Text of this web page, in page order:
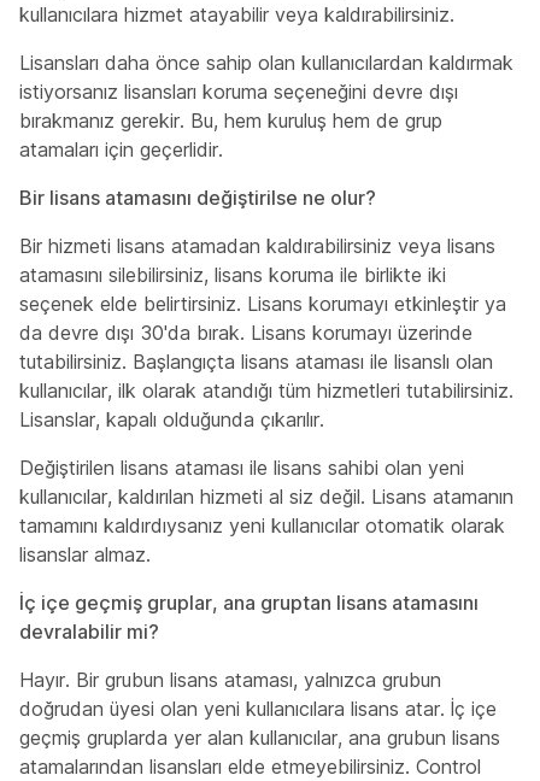
kullanıcılara hizmet atayabilir veya kaldırabilirsiniz.
Lisansları daha önce sahip olan kullanıcılardan kaldırmak
istiyorsanız lisansları koruma seçeneğini devre dışı
bırakmanız gerekir. Bu, hem kuruluş hem de grup
atamaları için geçerlidir.
Bir lisans atamasını değiştirilse ne olur?
Bir hizmeti lisans atamadan kaldırabilirsiniz veya lisans
atamasını silebilirsiniz, lisans koruma ile birlikte iki
seçenek elde belirtirsiniz. Lisans korumayı etkinleştir ya
da devre dışı 30'da bırak. Lisans korumayı üzerinde
tutabilirsiniz. Başlangıçta lisans ataması ile lisanslı olan
kullanıcılar, ilk olarak atandığı tüm hizmetleri tutabilirsiniz.
Lisanslar, kapalı olduğunda çıkarılır.
Değiştirilen lisans ataması ile lisans sahibi olan yeni
kullanıcılar, kaldırılan hizmeti al siz değil. Lisans atamanın
tamamını kaldırdıysanız yeni kullanıcılar otomatik olarak
lisanslar almaz.
İç içe geçmiş gruplar, ana gruptan lisans atamasını
devralabilir mi?
Hayır. Bir grubun lisans ataması, yalnızca grubun
doğrudan üyesi olan yeni kullanıcılara lisans atar. İç içe
geçmiş gruplarda yer alan kullanıcılar, ana grubun lisans
atamalarından lisansları elde etmeyebilirsiniz. Control